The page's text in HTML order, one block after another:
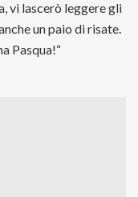
vi lascerò leggere gli
un paio di risate.
Pasqua!“